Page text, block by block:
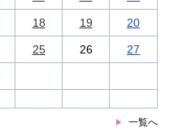
18 19 20
25 26 27
一覧へ